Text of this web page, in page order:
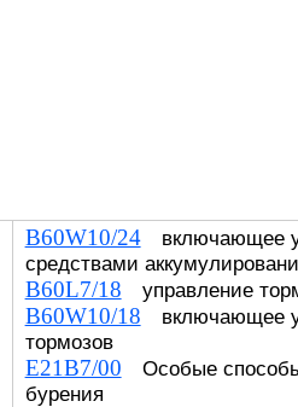
B60W10/24включающее
средствами
B60L7/18 управление
B60W10/18 включающее
тормозов
E21B7/00 Особые
бурения